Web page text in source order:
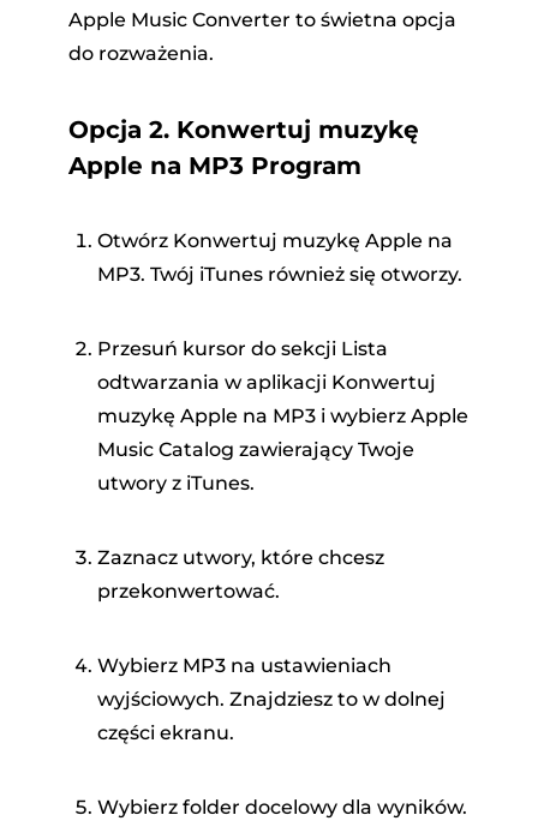
Apple Music Converter to świetna opcja
do rozważenia.
Opcja 2. Konwertuj muzykę
Apple na MP3 Program
Otwórz Konwertuj muzykę Apple na
MP3. Twój iTunes również się otworzy.
Przesuń kursor do sekcji Lista
odtwarzania w aplikacji Konwertuj
muzykę Apple na MP3 i wybierz Apple
Music Catalog zawierający Twoje
utwory z iTunes.
Zaznacz utwory, które chcesz
przekonwertować.
Wybierz MP3 na ustawieniach
wyjściowych. Znajdziesz to w dolnej
części ekranu.
Wybierz folder docelowy dla wyników.